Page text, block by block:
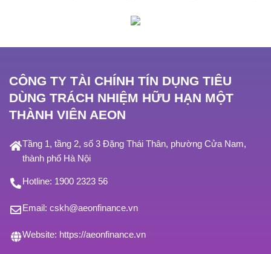
CÔNG TY TÀI CHÍNH TÍN DỤNG TIÊU
DÙNG TRÁCH NHIỆM HỮU HẠN MỘT
THÀNH VIÊN AEON
Tầng 1, tầng 2, số 3 Đặng Thái Thân, phường Cửa Nam,
thành phố Hà Nội
Hotline: 1900 2323 56
Email: cskh@aeonfinance.vn
Website: https://aeonfinance.vn